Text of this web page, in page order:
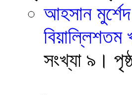
আহসান মুর্শেদ
বিয়াল্লিশতম
সংখ্যা ৯।